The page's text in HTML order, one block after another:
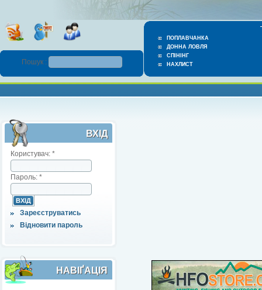
ПОПЛАВЧАНКА
ДОННА ЛОВЛЯ
СПІНІНГ
НАХЛИСТ
Пошук :
ВХІД
Користувач: *
Пароль: *
Зареєструватись
Відновити пароль
НАВІҐАЦІЯ